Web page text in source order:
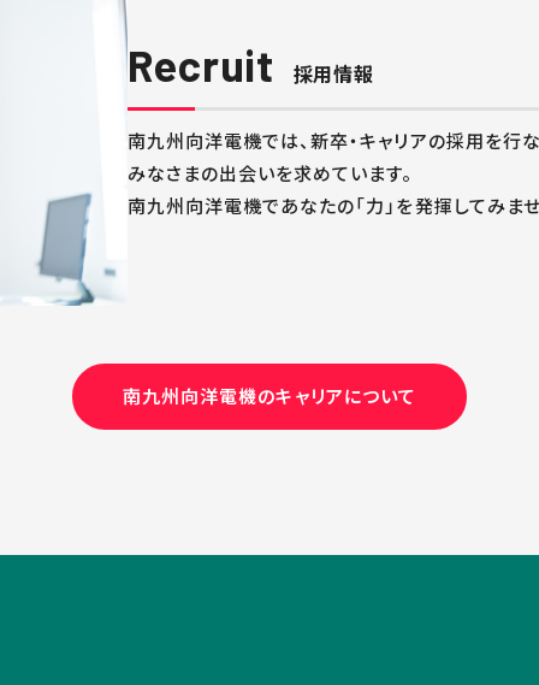
Recruit 採用情報
南九州向洋電機では、新卒・キャリアの採用を行な
みなさまの出会いを求めています。
南九州向洋電機であなたの「力」を発揮してみま
南九州向洋電機のキャリアについて